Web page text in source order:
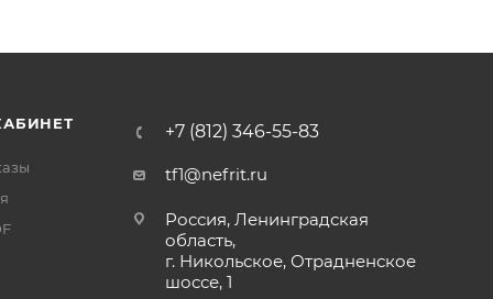
+7 (812) 346-55-83
tf1@nefrit.ru
Россия, Ленинградская
область,
г. Никольское, Отрадненское
шоссе, 1